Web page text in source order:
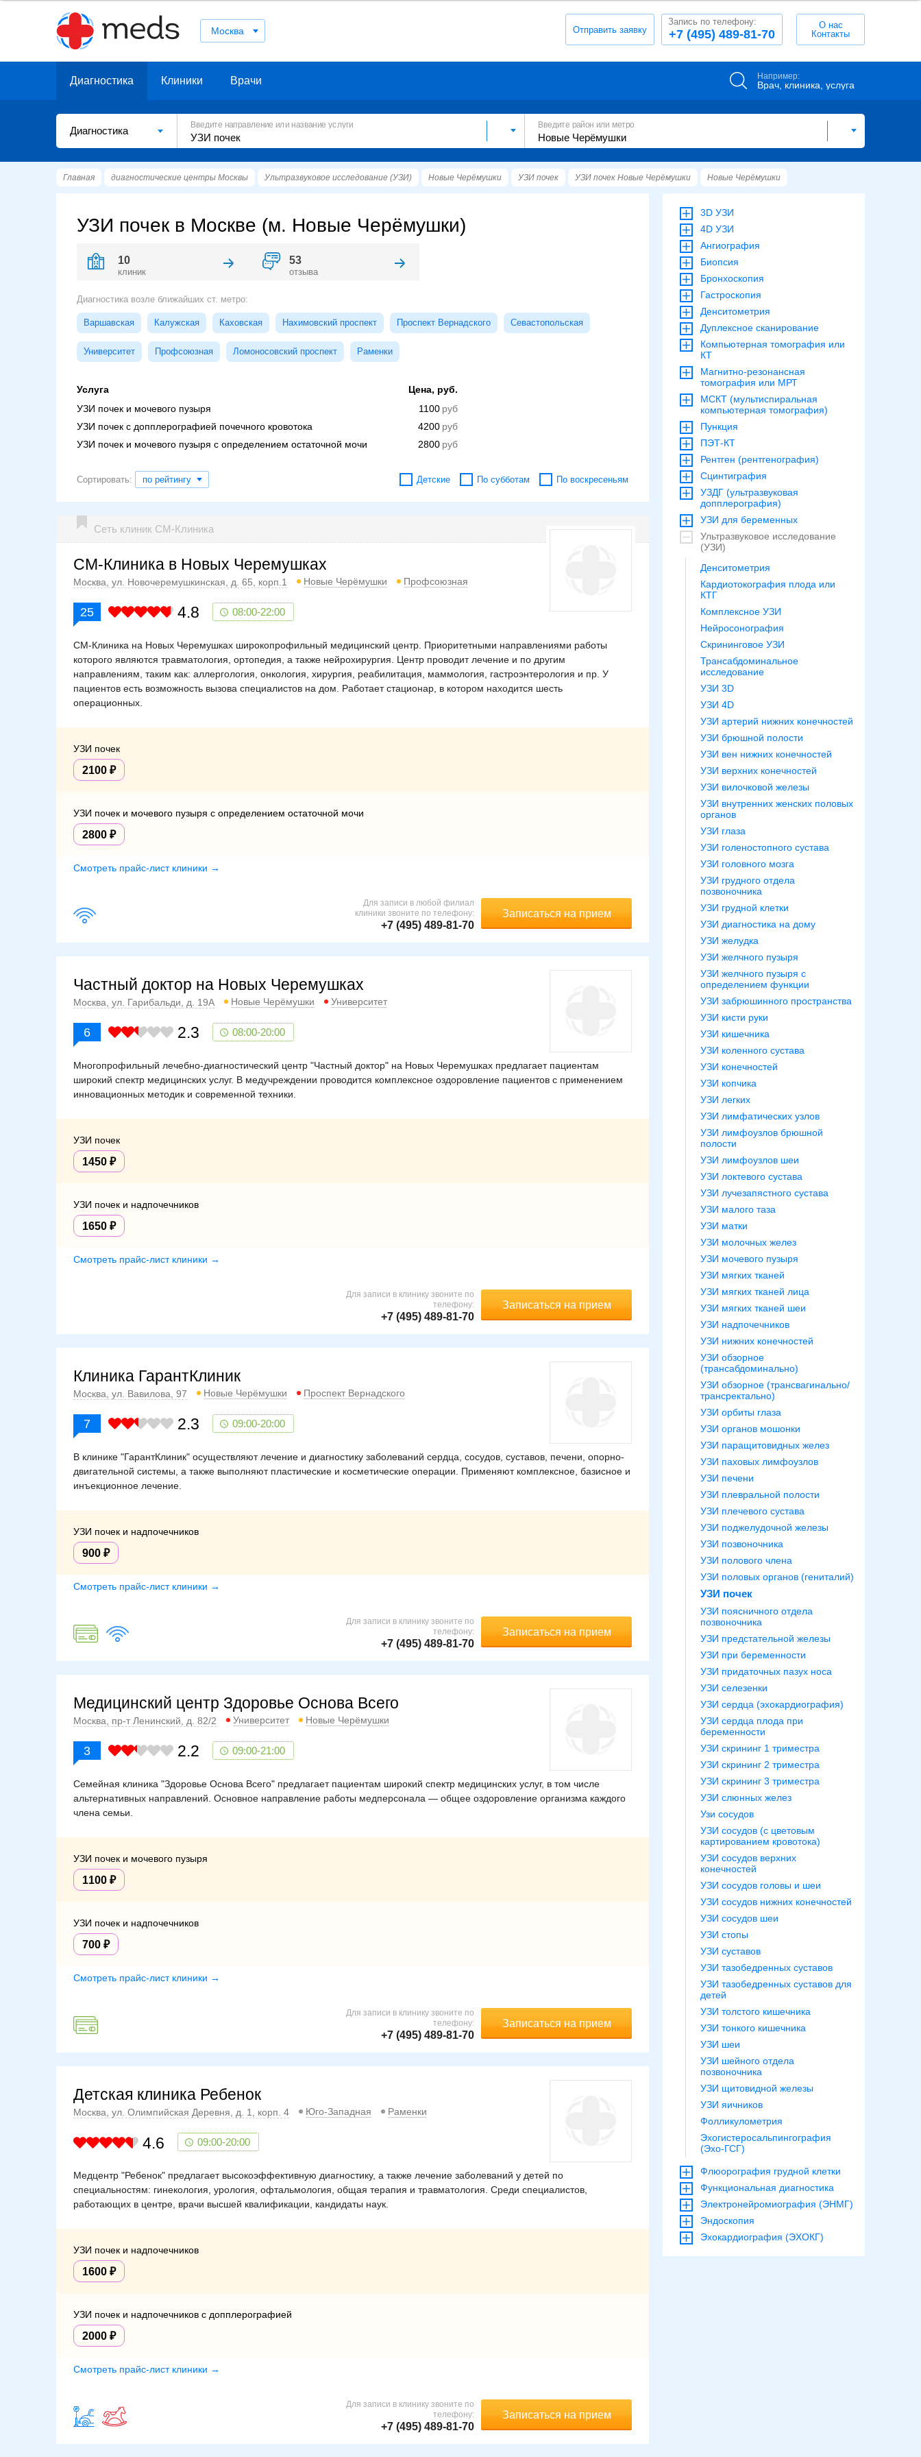
Москва Отправить заявку +7 (495) 489-81-70
Запись по телефону:
О нас
Контакты
Диагностика Клиники Врачи Например:
Врач, клиника, услуга
Диагностика
Введите направление или название услуги Введите район или метро
Главная диагностические центры Москвы Ультразвуковое исследование (УЗИ) Новые Черёмушки УЗИ почек УЗИ почек Новые Черёмушки Новые Черёмушки
УЗИ почек в Москве (м. Новые Черёмушки)
10
клиник
53
отзыва
Диагностика возле ближайших ст. метро:
Варшавская Калужская Каховская Нахимовский проспект Проспект Вернадского Севастопольская
Университет Профсоюзная Ломоносовский проспект Раменки
Услуга
Цена, руб.
УЗИ почек и мочевого пузыря
1100
УЗИ почек с допплерографией почечного кровотока
4200
УЗИ почек и мочевого пузыря с определением остаточной мочи
2800
Сортировать: по рейтингу Детские По субботам По воскресеньям
Сеть клиник СМ-Клиника
СМ-Клиника в Новых Черемушках
Москва, ул. Новочеремушкинская, д. 65, корп.1 Новые Черёмушки Профсоюзная
25 4.8 08:00-22:00
СМ-Клиника на Новых Черемушках широкопрофильный медицинский центр. Приоритетными направлениями работы
которого являются травматология, ортопедия, а также нейрохирургия. Центр проводит лечение и по другим
направлениям, таким как: аллергология, онкология, хирургия, реабилитация, маммология, гастроэнтерология и пр. У
пациентов есть возможность вызова специалистов на дом. Работает стационар, в котором находится шесть
операционных.
УЗИ почек
2100
УЗИ почек и мочевого пузыря с определением остаточной мочи
2800
Смотреть прайс-лист клиники →
Записаться на прием
Для записи в любой филиал
клиники звоните по телефону:
+7 (495) 489-81-70
Частный доктор на Новых Черемушках
Москва, ул. Гарибальди, д. 19А Новые Черёмушки Университет
6 2.3 08:00-20:00
Многопрофильный лечебно-диагностический центр "Частный доктор" на Новых Черемушках предлагает пациентам
широкий спектр медицинских услуг. В медучреждении проводится комплексное оздоровление пациентов с применением
инновационных методик и современной техники.
УЗИ почек
1450
УЗИ почек и надпочечников
1650
Смотреть прайс-лист клиники →
Записаться на прием
Для записи в клинику звоните по
телефону:
+7 (495) 489-81-70
Клиника ГарантКлиник
Москва, ул. Вавилова, 97 Новые Черёмушки Проспект Вернадского
7 2.3 09:00-20:00
В клинике "ГарантКлиник" осуществляют лечение и диагностику заболеваний сердца, сосудов, суставов, печени, опорно-
двигательной системы, а также выполняют пластические и косметические операции. Применяют комплексное, базисное и
инъекционное лечение.
УЗИ почек и надпочечников
900
Смотреть прайс-лист клиники →
Записаться на прием
Для записи в клинику звоните по
телефону:
+7 (495) 489-81-70
Медицинский центр Здоровье Основа Всего
Москва, пр-т Ленинский, д. 82/2 Университет Новые Черёмушки
3 2.2 09:00-21:00
Семейная клиника "Здоровье Основа Всего" предлагает пациентам широкий спектр медицинских услуг, в том числе
альтернативных направлений. Основное направление работы медперсонала — общее оздоровление организма каждого
члена семьи.
УЗИ почек и мочевого пузыря
1100
УЗИ почек и надпочечников
700
Смотреть прайс-лист клиники →
Записаться на прием
Для записи в клинику звоните по
телефону:
+7 (495) 489-81-70
Детская клиника Ребенок
Москва, ул. Олимпийская Деревня, д. 1, корп. 4 Юго-Западная Раменки
4.6 09:00-20:00
Медцентр "Ребенок" предлагает высокоэффективную диагностику, а также лечение заболеваний у детей по
специальностям: гинекология, урология, офтальмология, общая терапия и травматология. Среди специалистов,
работающих в центре, врачи высшей квалификации, кандидаты наук.
УЗИ почек и надпочечников
1600
УЗИ почек и надпочечников с допплерографией
2000
Смотреть прайс-лист клиники →
Записаться на прием
Для записи в клинику звоните по
телефону:
+7 (495) 489-81-70
3D УЗИ
4D УЗИ
Ангиография
Биопсия
Бронхоскопия
Гастроскопия
Денситометрия
Дуплексное сканирование
Компьютерная томография или
КТ
Магнитно-резонансная
томография или МРТ
МСКТ (мультиспиральная
компьютерная томография)
Пункция
ПЭТ-КТ
Рентген (рентгенография)
Сцинтиграфия
УЗДГ (ультразвуковая
допплерография)
УЗИ для беременных
Ультразвуковое исследование
(УЗИ)
Денситометрия
Кардиотокография плода или
КТГ
Комплексное УЗИ
Нейросонография
Скрининговое УЗИ
Трансабдоминальное
исследование
УЗИ 3D
УЗИ 4D
УЗИ артерий нижних конечностей
УЗИ брюшной полости
УЗИ вен нижних конечностей
УЗИ верхних конечностей
УЗИ вилочковой железы
УЗИ внутренних женских половых
органов
УЗИ глаза
УЗИ голеностопного сустава
УЗИ головного мозга
УЗИ грудного отдела
позвоночника
УЗИ грудной клетки
УЗИ диагностика на дому
УЗИ желудка
УЗИ желчного пузыря
УЗИ желчного пузыря с
определением функции
УЗИ забрюшинного пространства
УЗИ кисти руки
УЗИ кишечника
УЗИ коленного сустава
УЗИ конечностей
УЗИ копчика
УЗИ легких
УЗИ лимфатических узлов
УЗИ лимфоузлов брюшной
полости
УЗИ лимфоузлов шеи
УЗИ локтевого сустава
УЗИ лучезапястного сустава
УЗИ малого таза
УЗИ матки
УЗИ молочных желез
УЗИ мочевого пузыря
УЗИ мягких тканей
УЗИ мягких тканей лица
УЗИ мягких тканей шеи
УЗИ надпочечников
УЗИ нижних конечностей
УЗИ обзорное
(трансабдоминально)
УЗИ обзорное (трансвагинально/
трансректально)
УЗИ орбиты глаза
УЗИ органов мошонки
УЗИ паращитовидных желез
УЗИ паховых лимфоузлов
УЗИ печени
УЗИ плевральной полости
УЗИ плечевого сустава
УЗИ поджелудочной железы
УЗИ позвоночника
УЗИ полового члена
УЗИ половых органов (гениталий)
УЗИ почек
УЗИ поясничного отдела
позвоночника
УЗИ предстательной железы
УЗИ при беременности
УЗИ придаточных пазух носа
УЗИ селезенки
УЗИ сердца (эхокардиография)
УЗИ сердца плода при
беременности
УЗИ скрининг 1 триместра
УЗИ скрининг 2 триместра
УЗИ скрининг 3 триместра
УЗИ слюнных желез
Узи сосудов
УЗИ сосудов (с цветовым
картированием кровотока)
УЗИ сосудов верхних
конечностей
УЗИ сосудов головы и шеи
УЗИ сосудов нижних конечностей
УЗИ сосудов шеи
УЗИ стопы
УЗИ суставов
УЗИ тазобедренных суставов
УЗИ тазобедренных суставов для
детей
УЗИ толстого кишечника
УЗИ тонкого кишечника
УЗИ шеи
УЗИ шейного отдела
позвоночника
УЗИ щитовидной железы
УЗИ яичников
Фолликулометрия
Эхогистеросальпингография
(Эхо-ГСГ)
Флюорография грудной клетки
Функциональная диагностика
Электронейромиография (ЭНМГ)
Эндоскопия
Эхокардиография (ЭХОКГ)